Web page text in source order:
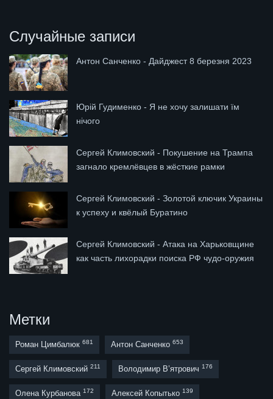
Случайные записи
Антон Санченко - Дайджест 8 березня 2023
Юрій Гудименко - Я не хочу залишати їм
нічого
Сергей Климовский - Покушение на Трампа
загнало кремлёвцев в жёсткие рамки
Сергей Климовский - Золотой ключик Украины
к успеху и квёлый Буратино
Сергей Климовский - Атака на Харьковщине
как часть лихорадки поиска РФ чудо-оружия
Метки
Роман Цимбалюк 681 Антон Санченко 653
Сергей Климовский 211 Володимир В’ятрович 176
Олена Курбанова 172 Алексей Копытько 139